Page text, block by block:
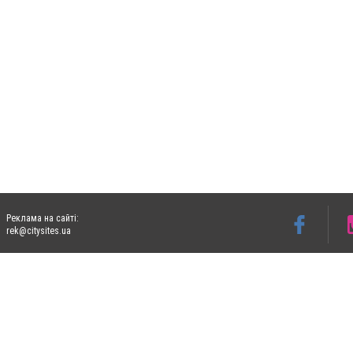
Реклама на сайті:
rek@citysites.ua